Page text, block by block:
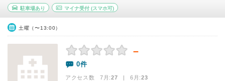
駐車場あり マイナ受付(スマホ可)
土曜（〜13:00）
－
0件
アクセス数 7月:27 | 6月:23